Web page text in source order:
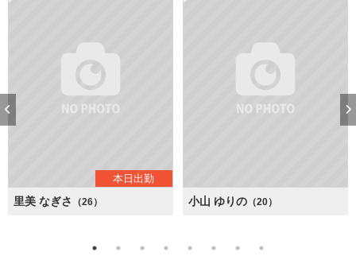
本日出勤
里美 なぎさ （26） 小山 ゆりの （20）